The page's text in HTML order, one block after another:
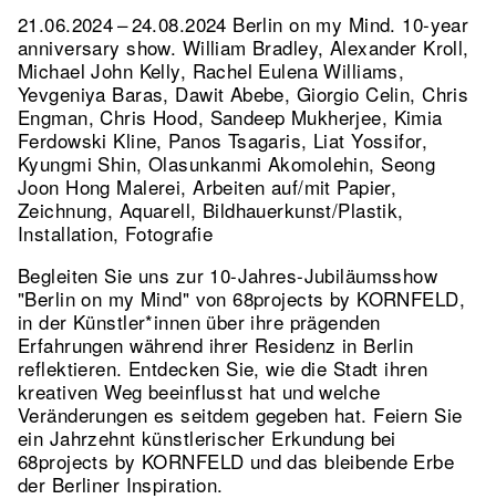
21.06.2024 – 24.08.2024 Berlin on my Mind. 10-year
anniversary show. William Bradley, Alexander Kroll,
Michael John Kelly, Rachel Eulena Williams,
Yevgeniya Baras, Dawit Abebe, Giorgio Celin, Chris
Engman, Chris Hood, Sandeep Mukherjee, Kimia
Ferdowski Kline, Panos Tsagaris, Liat Yossifor,
Kyungmi Shin, Olasunkanmi Akomolehin, Seong
Joon Hong Malerei, Arbeiten auf/mit Papier,
Zeichnung, Aquarell, Bildhauerkunst/Plastik,
Installation, Fotografie
Begleiten Sie uns zur 10-Jahres-Jubiläumsshow
"Berlin on my Mind" von 68projects by KORNFELD,
in der Künstler*innen über ihre prägenden
Erfahrungen während ihrer Residenz in Berlin
reflektieren. Entdecken Sie, wie die Stadt ihren
kreativen Weg beeinflusst hat und welche
Veränderungen es seitdem gegeben hat. Feiern Sie
ein Jahrzehnt künstlerischer Erkundung bei
68projects by KORNFELD und das bleibende Erbe
der Berliner Inspiration.